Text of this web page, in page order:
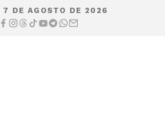
7 DE AGOSTO DE 2026